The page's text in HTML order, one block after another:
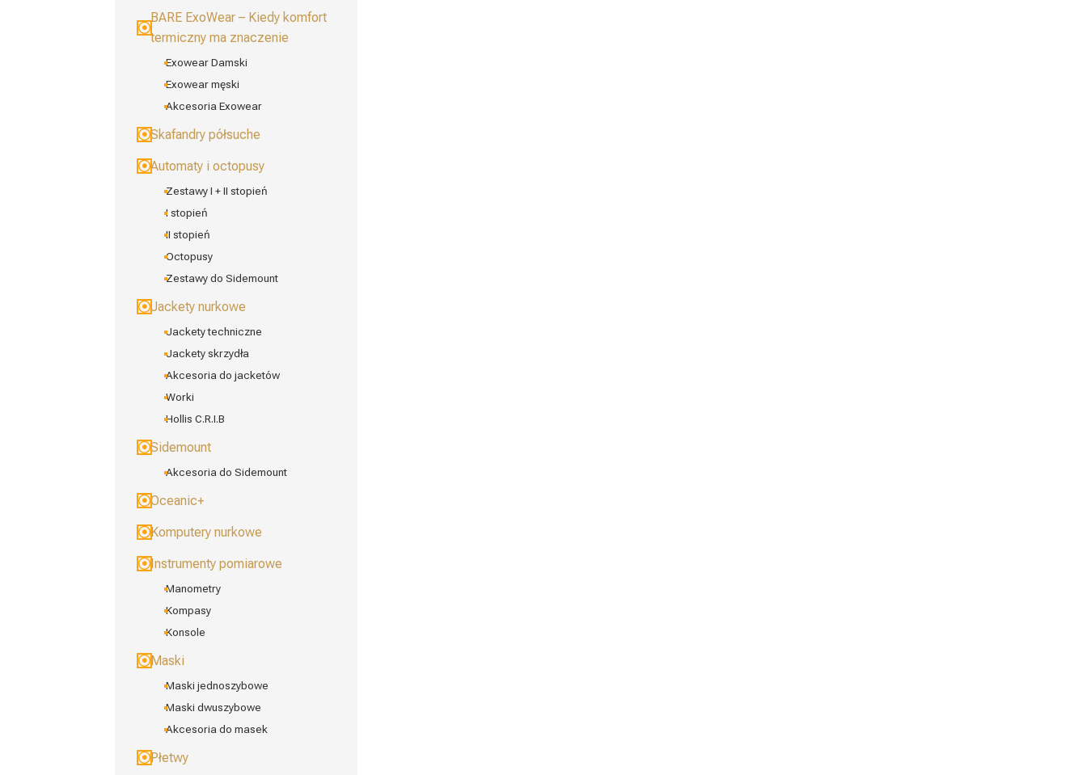
BARE ExoWear – Kiedy komfort
termiczny ma znaczenie
Exowear Damski
Exowear męski
Akcesoria Exowear
Skafandry półsuche
Automaty i octopusy
Zestawy I + II stopień
I stopień
II stopień
Octopusy
Zestawy do Sidemount
Jackety nurkowe
Jackety techniczne
Jackety skrzydła
Akcesoria do jacketów
Worki
Hollis C.R.I.B
Sidemount
Akcesoria do Sidemount
Oceanic+
Komputery nurkowe
Instrumenty pomiarowe
Manometry
Kompasy
Konsole
Maski
Maski jednoszybowe
Maski dwuszybowe
Akcesoria do masek
Płetwy